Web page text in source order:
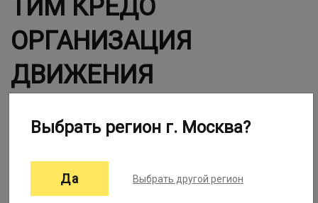
ТИМ КРЕДО
ОРГАНИЗАЦИЯ
ДВИЖЕНИЯ
Информация о программе:
Выбрать регион г. Москва?
Да Выбрать другой регион